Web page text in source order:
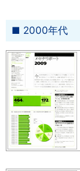
2000年代